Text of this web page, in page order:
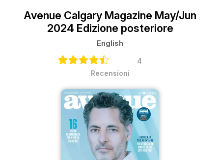
Avenue Calgary Magazine May/Jun
2024 Edizione posteriore
English
4
Recensioni